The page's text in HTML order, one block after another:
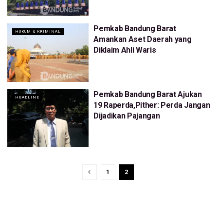
HUKUM & KRIMINAL
Pemkab Bandung Barat
Amankan Aset Daerah yang
Diklaim Ahli Waris
HEADLINE
Pemkab Bandung Barat Ajukan
19 Raperda,Pither: Perda Jangan
Dijadikan Pajangan
1 2